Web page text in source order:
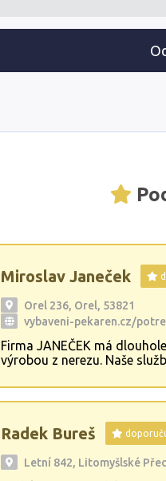
Miroslav Janeček
Orel 236, Orel, 53821
vybaveni-pekaren.cz/
Firma JANEČEK má
výrobou z nerezu. Naše
práce.
Radek Bureš
Letní 842, Litomyšlské